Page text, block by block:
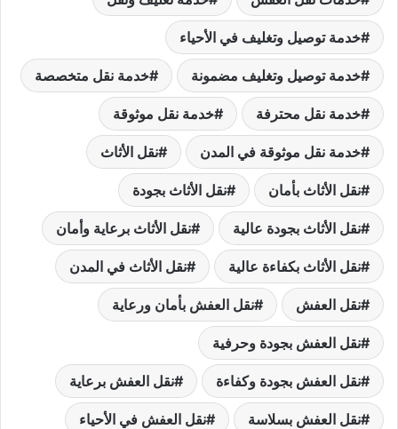
خدمة توصيل وتغليف في الأحياء
خدمة توصيل وتغليف مضمونة خدمة نقل متخصصة
خدمة نقل محترفة خدمة نقل موثوقة
خدمة نقل موثوقة في المدن نقل الأثاث
نقل الأثاث بأمان نقل الأثاث بجودة
نقل الأثاث بجودة عالية نقل الأثاث برعاية وأمان
نقل الأثاث بكفاءة عالية نقل الأثاث في المدن
نقل العفش نقل العفش بأمان ورعاية
نقل العفش بجودة وحرفية
نقل العفش بجودة وكفاءة نقل العفش برعاية
نقل العفش بسلاسة نقل العفش في الأحياء